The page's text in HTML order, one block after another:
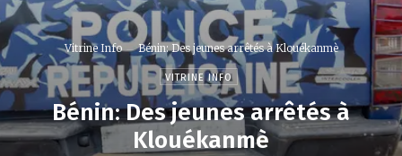
Vitrine Info Bénin: Des jeunes arrêtés à Klouékanmè
VITRINE INFO
Bénin: Des jeunes arrêtés à
Klouékanmè